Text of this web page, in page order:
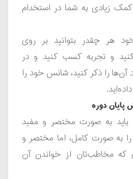
زیادی به شما در استخدام
هر چقدر بتوانید بر روی
و تجربه کسب کنید و در
را ذکر کنید، شانس خود را
دوره
باید به صورت مختصر و مفید
به صورت کامل، اما مختصر و
که مخاطب‌تان از خواندن آن